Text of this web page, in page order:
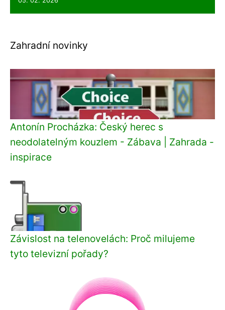
Zahradní novinky
Antonín Procházka: Český herec s
neodolatelným kouzlem - Zábava | Zahrada -
inspirace
Závislost na telenovelách: Proč milujeme
tyto televizní pořady?